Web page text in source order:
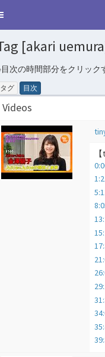
Toggle
[akari
次の時間部分をクリック
タグ 目次
Videos